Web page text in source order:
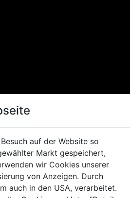
auf der Website so
Markt gespeichert,
wir Cookies unserer
von Anzeigen. Durch
auch in den USA, verarbeitet.